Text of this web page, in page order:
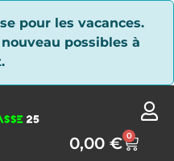
pour les vacances.
possibles à
0,00€ 0
cookies